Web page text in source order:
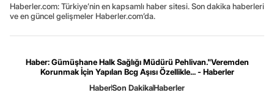
Haberler.com: Türkiye’nin en kapsamlı haber sitesi. Son dakika haberleri
ve en güncel gelişmeler Haberler.com’da.
Haber: Gümüşhane Halk Sağlığı Müdürü Pehlivan."Veremden
Korunmak İçin Yapılan Bcg Aşısı Özellikle... - Haberler
HaberSon DakikaHaberler